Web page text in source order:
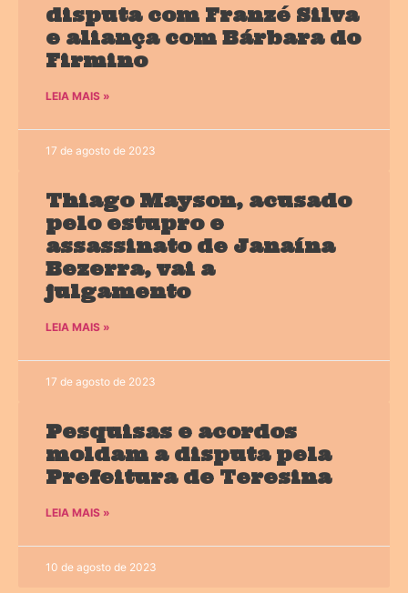
disputa com Franzé Silva
e aliança com Bárbara do
Firmino
LEIA MAIS »
17 de agosto de 2023
Thiago Mayson, acusado
pelo estupro e
assassinato de Janaína
Bezerra, vai a
julgamento
LEIA MAIS »
17 de agosto de 2023
Pesquisas e acordos
moldam a disputa pela
Prefeitura de Teresina
LEIA MAIS »
10 de agosto de 2023